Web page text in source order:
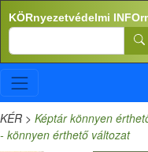
Ugrás a tartalomra
KÖRnyezetvédelmi
Search
KÉR > Képtár könnyen
- könnyen érthető változat